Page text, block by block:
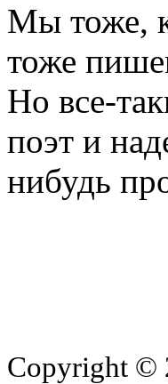
Мы тоже,
тоже
Но все-
поэт и
нибудь
Copyright ©